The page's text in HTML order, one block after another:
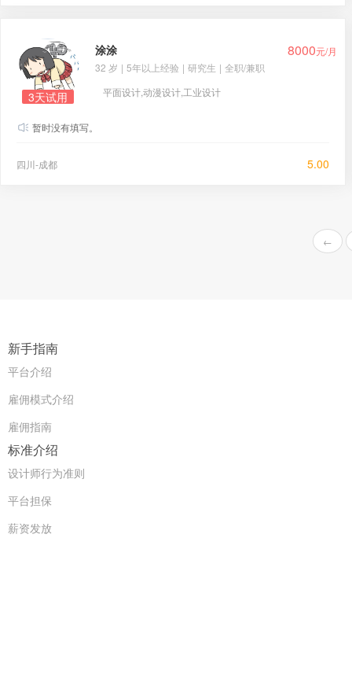
3天试用
涂涂 8000元/月
32 岁 | 5年以上经验 | 研究生 | 全职/兼职
平面设计,动漫设计,工业设计
暂时没有填写。
四川-成都 5.00
←
新手指南
平台介绍
雇佣模式介绍
雇佣指南
标准介绍
设计师行为准则
平台担保
薪资发放